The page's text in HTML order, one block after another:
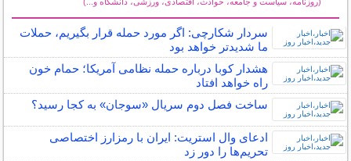
سردار شکارچی: اگر مورد حمله قرار بگیریم، حملات
ما شدیدتر خواهد بود
هشدار کوبا درباره حمله نظامی آمریکا؛ حمام خون
راه خواهد افتاد
ساخت فصل دوم سریال «سوجان» به کجا رسید؟
ادعای وال استریت: ایران با رمزارز اختصاصی
تحریم‌ها را دور زد